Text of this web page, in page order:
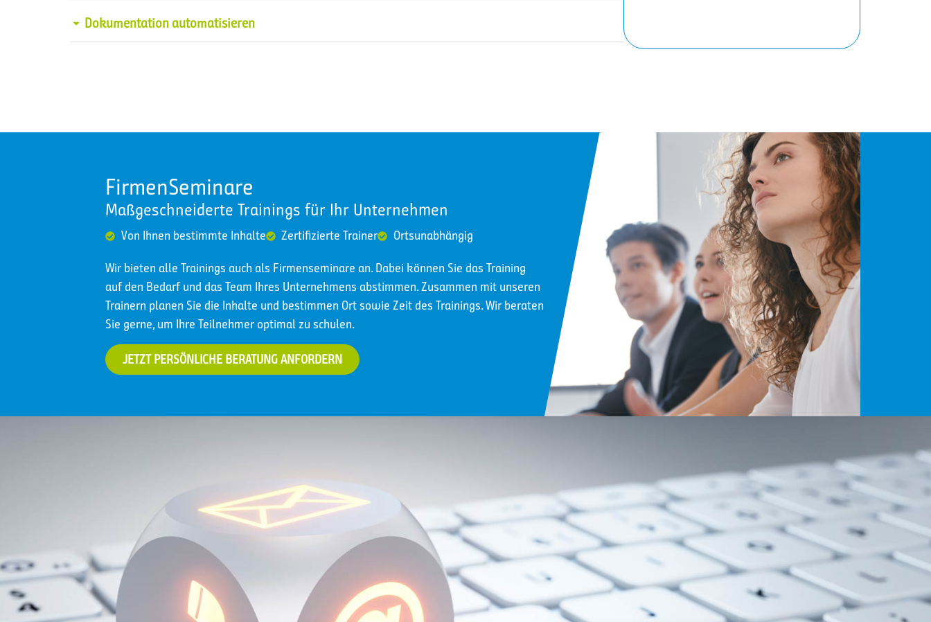
Missing Index: Interpretation, Trade-offs, Teststrategie
„Schlechter vs. guter Prompt“: Qualitätsunterschiede sichtbar machen
Dokumentation automatisieren
FirmenSeminare
Maßgeschneiderte Trainings für Ihr Unternehmen
Von Ihnen bestimmte Inhalte Zertifizierte Trainer Ortsunabhängig
Wir bieten alle Trainings auch als Firmenseminare an. Dabei können Sie das Training
auf den Bedarf und das Team Ihres Unternehmens abstimmen. Zusammen mit unseren
Trainern planen Sie die Inhalte und bestimmen Ort sowie Zeit des Trainings. Wir beraten
Sie gerne, um Ihre Teilnehmer optimal zu schulen.
JETZT PERSÖNLICHE BERATUNG ANFORDERN